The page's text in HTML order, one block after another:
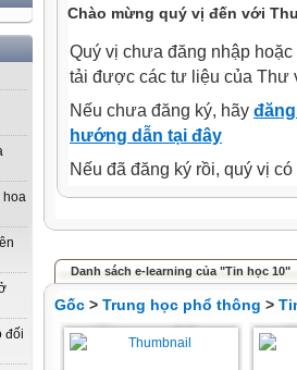
hoa
đối
Chào mừng quý vị đến với
Quý vị chưa đăng nhập
tải được các tư liệu của Thư
Nếu chưa đăng ký, hãy
hướng dẫn tại đây
Nếu đã đăng ký rồi, quý vị
Danh sách e-learning của "Tin học 10"
Gốc > Trung học phổ thông >